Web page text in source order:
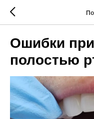
Ошибки
полостью